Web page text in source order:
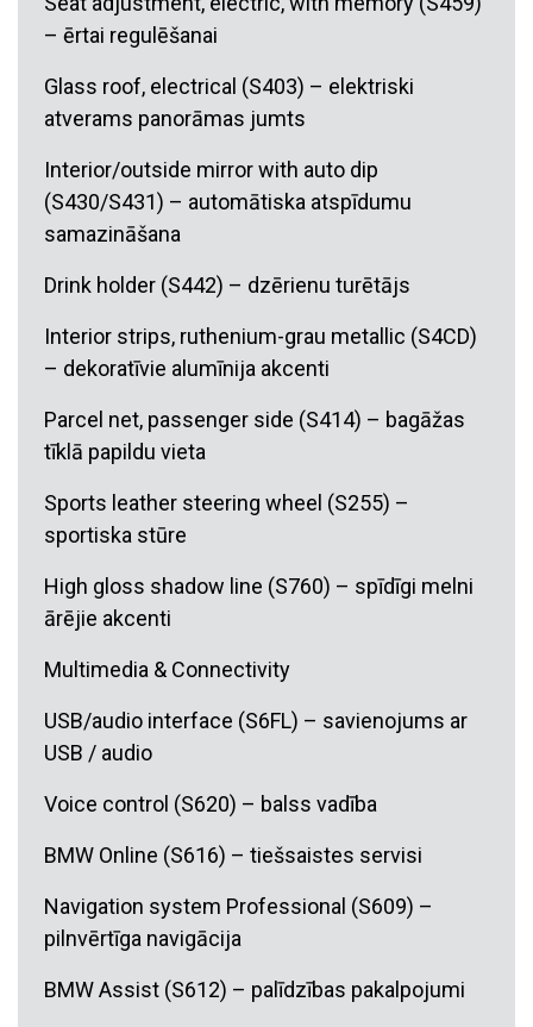
– ērtai regulēšanai
Glass roof, electrical (S403) – elektriski
atverams panorāmas jumts
Interior/outside mirror with auto dip
(S430/S431) – automātiska atspīdumu
samazināšana
Drink holder (S442) – dzērienu turētājs
Interior strips, ruthenium-grau metallic (S4CD)
– dekoratīvie alumīnija akcenti
Parcel net, passenger side (S414) – bagāžas
tīklā papildu vieta
Sports leather steering wheel (S255) –
sportiska stūre
High gloss shadow line (S760) – spīdīgi melni
ārējie akcenti
Multimedia & Connectivity
USB/audio interface (S6FL) – savienojums ar
USB / audio
Voice control (S620) – balss vadība
BMW Online (S616) – tiešsaistes servisi
Navigation system Professional (S609) –
pilnvērtīga navigācija
BMW Assist (S612) – palīdzības pakalpojumi